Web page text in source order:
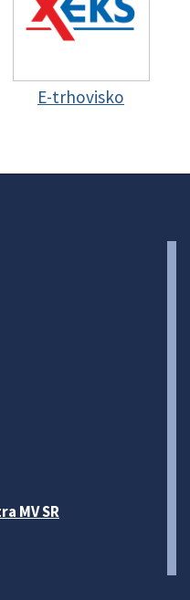
E-trhovisko
MV SR